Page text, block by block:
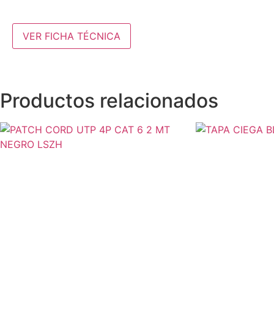
VER FICHA TÉCNICA
Productos relacionados